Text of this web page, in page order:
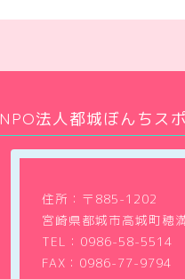
NPO法人都城ぼんちス
住所：〒885-1202
宮崎県都城市高城町穂
TEL： 0986-58-5514
FAX：0986-77-9794